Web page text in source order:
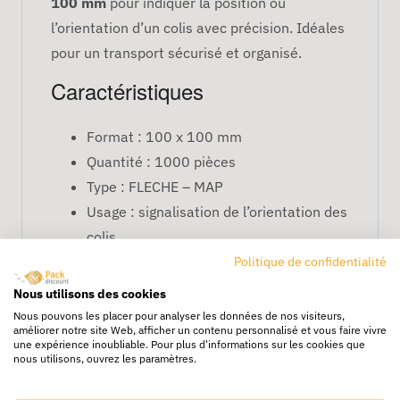
l’orientation d’un colis avec précision. Idéales
pour un transport sécurisé et organisé.
Caractéristiques
Format : 100 x 100 mm
Quantité : 1000 pièces
Type : FLECHE – MAP
Usage : signalisation de l’orientation des
colis
FAQ
Conviennent-elles pour tous
types de colis ?
Politique de confidentialité
Nous utilisons des cookies
Nous pouvons les placer pour analyser les données de nos visiteurs,
améliorer notre site Web, afficher un contenu personnalisé et vous faire vivre
une expérience inoubliable. Pour plus d'informations sur les cookies que
nous utilisons, ouvrez les paramètres.